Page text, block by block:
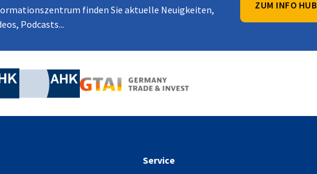
finden Sie aktuelle Neuigkeiten,
Podcasts...
ZUM INFO HUB
Industrie- und Handelskammer
Industrie- und Handelskammer
AHK.de
Service